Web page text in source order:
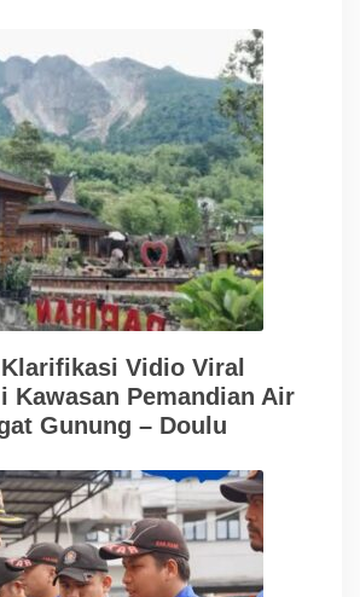
Vidio Viral
Kawasan Pemandian Air
Gunung – Doulu